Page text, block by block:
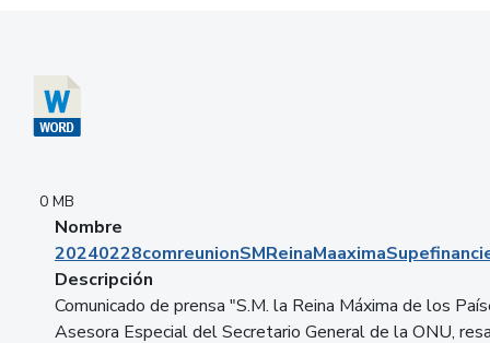
0 MB
Nombre
Descripción
Comunicado de prensa "S.M. la Reina Máxima de los
Asesora Especial del Secretario General de la ONU,